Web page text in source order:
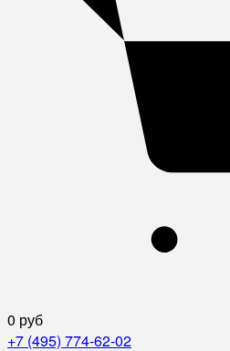
0 руб
+7 (495) 774-62-02